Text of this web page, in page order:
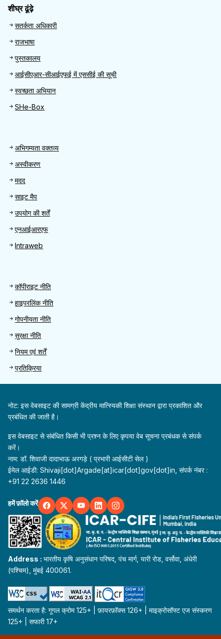
शीघ्र ढूंढ़े
Quick Find
सतर्कता अधिकारी
राजभाषा
पुस्तकालय
आईसीएआर-सीआईएफई में एससीई की सूची
स्वच्छता अभियान
SHe-Box
Footer
अभिगम्यता वक्तव्य
अस्वीकरण
मदद
साइट मैप
उपयोग की शर्तें
एनआईआरएफ
Intraweb
Footer 2
कॉपीराइट नीति
हाइपरलिंक नीति
गोपनीयता नीति
सुरक्षा नीति
नियम एवं शर्तें
प्रतिक्रिया
नोट: इस वेबसाइट की सामग्री केंद्रीय मात्स्यिकी शिक्षा संस्थान द्वारा प्रकाशित और
प्रबंधित की जाती है।
इस वेबसाइट से संबंधित किसी भी प्रश्न के लिए कृपया वेब सूचना प्रबंधक से संपर्क
करें।
नाम: डॉ. शिवाजी दादाभाऊ अरगड़े ( प्रभारी आईसीटी सेल )
ईमेल आईडी: Shivaji[dot]Argade[at]icar[dot]gov[dot]in, संपर्क नंबर :
+91 22 2636 1446
हमें फ़ॉलो करें
Address :भारतीय कृषि अनुसंधान परिषद, पंच मार्ग, यारी रोड, वर्सोवा, अंधेरी
(पश्चिम), मुंबई 400061.
समर्थन करता है: गूगल क्रोम 125+ | फ़ायरफ़ॉक्स 126+ | माइक्रोसॉफ्ट एज संस्करण
125+ | सफारी 17+